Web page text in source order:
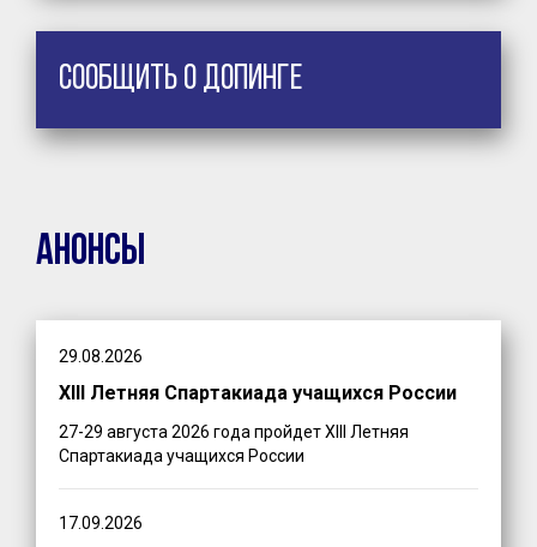
Сообщить о допинге
Анонсы
29.08.2026
XIII Летняя Спартакиада учащихся России
27-29 августа 2026 года пройдет XIII Летняя
Спартакиада учащихся России
17.09.2026